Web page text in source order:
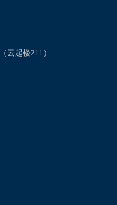
云起楼211）